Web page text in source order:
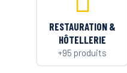
RESTAURATION &
HÔTELLERIE
+95 produits